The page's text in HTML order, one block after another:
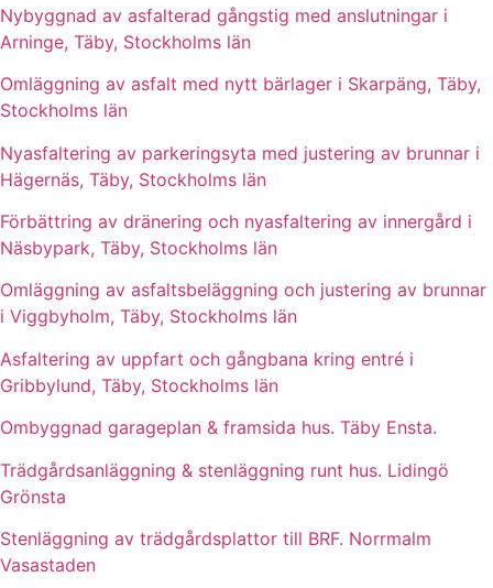
Nybyggnad av asfalterad gångstig med anslutningar i
Arninge, Täby, Stockholms län
Omläggning av asfalt med nytt bärlager i Skarpäng, Täby,
Stockholms län
Nyasfaltering av parkeringsyta med justering av brunnar i
Hägernäs, Täby, Stockholms län
Förbättring av dränering och nyasfaltering av innergård i
Näsbypark, Täby, Stockholms län
Omläggning av asfaltsbeläggning och justering av brunnar
i Viggbyholm, Täby, Stockholms län
Asfaltering av uppfart och gångbana kring entré i
Gribbylund, Täby, Stockholms län
Ombyggnad garageplan & framsida hus. Täby Ensta.
Trädgårdsanläggning & stenläggning runt hus. Lidingö
Grönsta
Stenläggning av trädgårdsplattor till BRF. Norrmalm
Vasastaden